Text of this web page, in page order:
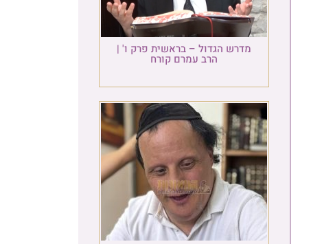
מדרש הגדול – בראשית פרק ו' |
הרב עמרם קורח